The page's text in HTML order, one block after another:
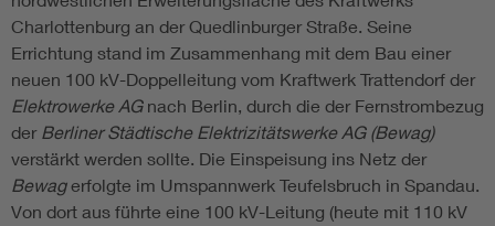
Charlottenburg an der Quedlinburger Straße. Seine
Errichtung stand im Zusammenhang mit dem Bau einer
neuen 100 kV-Doppelleitung vom Kraftwerk Trattendorf der
Elektrowerke AGnach Berlin, durch die der Fernstrombezug
der Berliner Städtische Elektrizitätswerke AG (Bewag)
verstärkt werden sollte. Die Einspeisung ins Netz der
Bewagerfolgte im Umspannwerk Teufelsbruch in Spandau.
Von dort aus führte eine 100 kV-Leitung (heute mit 110 kV